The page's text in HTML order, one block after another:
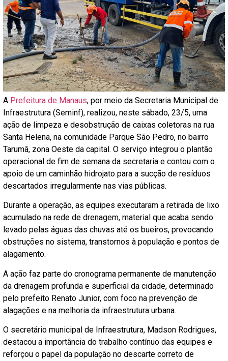
A Prefeitura de Manaus, por meio da Secretaria Municipal de
Infraestrutura (Seminf), realizou, neste sábado, 23/5, uma
ação de limpeza e desobstrução de caixas coletoras na rua
Santa Helena, na comunidade Parque São Pedro, no bairro
Tarumã, zona Oeste da capital. O serviço integrou o plantão
operacional de fim de semana da secretaria e contou com o
apoio de um caminhão hidrojato para a sucção de resíduos
descartados irregularmente nas vias públicas.
Durante a operação, as equipes executaram a retirada de lixo
acumulado na rede de drenagem, material que acaba sendo
levado pelas águas das chuvas até os bueiros, provocando
obstruções no sistema, transtornos à população e pontos de
alagamento.
A ação faz parte do cronograma permanente de manutenção
da drenagem profunda e superficial da cidade, determinado
pelo prefeito Renato Junior, com foco na prevenção de
alagações e na melhoria da infraestrutura urbana.
O secretário municipal de Infraestrutura, Madson Rodrigues,
destacou a importância do trabalho contínuo das equipes e
reforçou o papel da população no descarte correto de